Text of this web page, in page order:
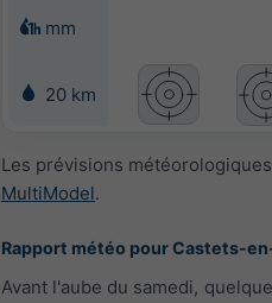
mm
20 km
Les prévisions
MultiModel.
Rapport météo pour Castets-
Avant l'aube du samedi,